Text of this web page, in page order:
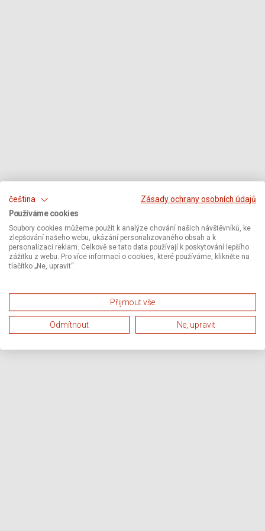
čeština
Zásady ochrany osobních údajů
Používáme cookies
Soubory cookies můžeme použít k analýze chování našich návštěvníků, ke
zlepšování našeho webu, ukázání personalizovaného obsah a k
personalizaci reklam. Celkově se tato data používají k poskytování lepšího
zážitku z webu. Pro více informací o cookies, které používáme, klikněte na
tlačítko „Ne, upravit“.
Přijmout vše
Odmítnout Ne, upravit